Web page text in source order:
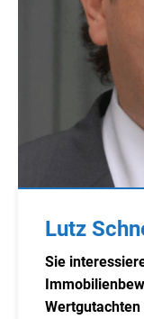
Lutz
Sie